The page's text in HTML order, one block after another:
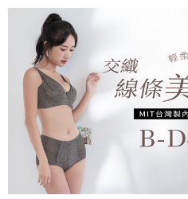
帳／街口支付／iPASS MONEY」等通路
【注意事項】
1.本服務係由「台灣大哥大股份有限公
用戶於交易時，得透過本服務購買商品
買賣價金債權讓與本公司後，依約使用
2.基於同意付款使用「大哥付你分期」
資料（包含姓名、電話或地址）提供
由本公司與您本人進行分期帳單所需資
3.完整用戶服務條款，請詳閱以下連結
結帳頁面，進行簡訊認證並確認金額後
２．訂單成立數日內，您將收到繳費通
３．收到繳費通知簡訊後14天內，點擊
ATM／網路銀行／等多元方式進行付款
※ 請注意：結帳手續完成當下不需立刻
購買商品的店家。未經商家同意取消之
後付繳納相關費用。
※ 交易是否成功請以「AFTEE先享後
是否繳費成功／繳費後需取消欲退款等
客戶支援中心」https://
【注意事項】
１．透過由恩沛科技股份有限公司提供
易，需依本服務之必要範圍內提供個人
運送方式
全家取貨付款
每筆NT$80，滿NT$499(含以上)免
付款後全家取貨
每筆NT$80，滿NT$499(含以上)免
萊爾富取貨付款
每筆NT$80，滿NT$799(含以上)免
付款後萊爾富取貨